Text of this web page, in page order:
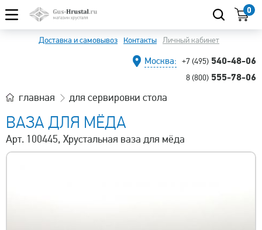
0
Доставка и самовывоз Контакты Личный кабинет
Москва: +7 (495) 540-48-06
8 (800) 555-78-06
главная для сервировки стола
ВАЗА ДЛЯ МЁДА
Арт. 100445, Хрустальная ваза для мёда